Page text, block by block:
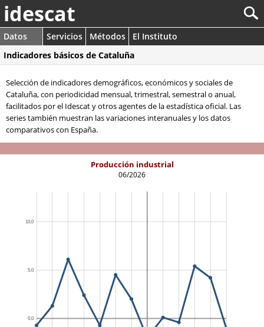
idescat
Datos Servicios Métodos
El Instituto
Indicadores básicos de Cataluña
Selección de indicadores demográficos, económicos y sociales de
Cataluña, con periodicidad mensual, trimestral, semestral o anual,
facilitados por el Idescat y otros agentes de la estadística oficial. Las
series también muestran las variaciones interanuales y los datos
comparativos con España.
Producción industrial
06/2026